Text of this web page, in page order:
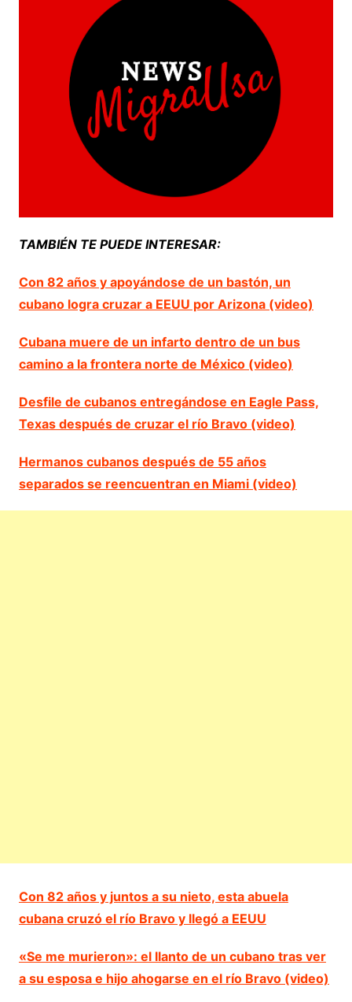
TAMBIÉN TE PUEDE INTERESAR:
Con 82 años y apoyándose de un bastón, un
cubano logra cruzar a EEUU por Arizona (video)
Cubana muere de un infarto dentro de un bus
camino a la frontera norte de México (video)
Desfile de cubanos entregándose en Eagle Pass,
Texas después de cruzar el río Bravo (video)
Hermanos cubanos después de 55 años
separados se reencuentran en Miami (video)
Con 82 años y juntos a su nieto, esta abuela
cubana cruzó el río Bravo y llegó a EEUU
«Se me murieron»: el llanto de un cubano tras ver
a su esposa e hijo ahogarse en el río Bravo (video)